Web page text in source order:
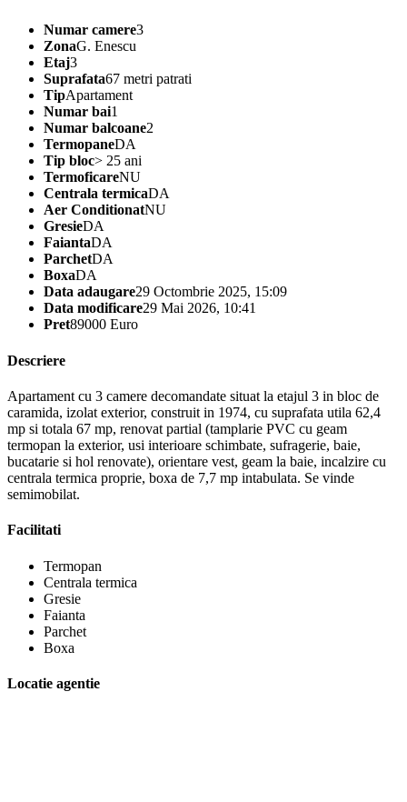
Numar camere3
ZonaG. Enescu
Etaj3
Suprafata67 metri patrati
TipApartament
Numar bai1
Numar balcoane2
TermopaneDA
Tip bloc> 25 ani
TermoficareNU
Centrala termicaDA
Aer ConditionatNU
GresieDA
FaiantaDA
ParchetDA
BoxaDA
Data adaugare29 Octombrie 2025, 15:09
Data modificare29 Mai 2026, 10:41
Pret89000 Euro
Descriere
Apartament cu 3 camere decomandate situat la etajul 3 in bloc de
caramida, izolat exterior, construit in 1974, cu suprafata utila 62,4
mp si totala 67 mp, renovat partial (tamplarie PVC cu geam
termopan la exterior, usi interioare schimbate, sufragerie, baie,
bucatarie si hol renovate), orientare vest, geam la baie, incalzire cu
centrala termica proprie, boxa de 7,7 mp intabulata. Se vinde
semimobilat.
Facilitati
Termopan
Centrala termica
Gresie
Faianta
Parchet
Boxa
Locatie agentie